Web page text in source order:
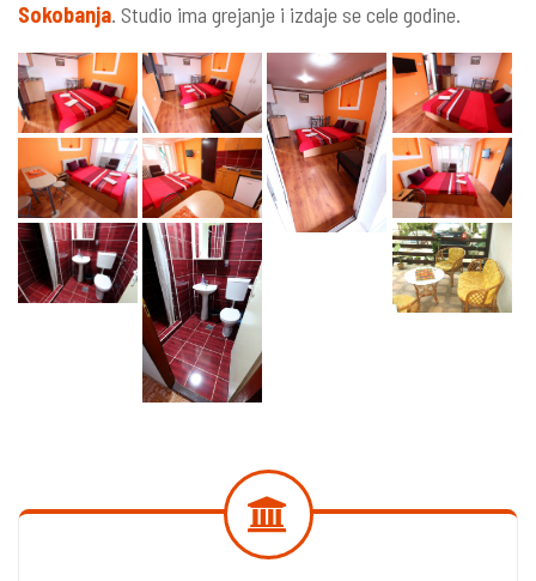
Sokobanja. Studio ima grejanje i izdaje se cele godine.